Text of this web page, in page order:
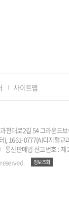
사이트맵
천대로2길 54 그라운드
), 1661-0777(AI디지털교
통신판매업 신고번호 :
정보조회